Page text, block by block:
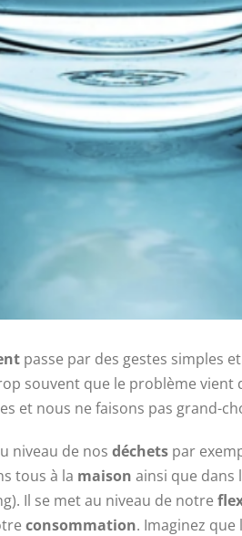
passe par des gestes simples
souvent que le problème vient
et nous ne faisons pas grand-
niveau de nos déchets par
tous à la maison ainsi que dans
Il se met au niveau de notre
consommation. Imaginez